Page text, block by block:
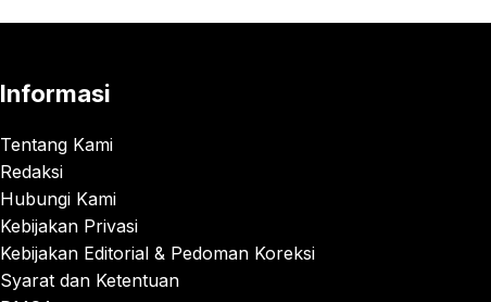
Informasi
Tentang Kami
Redaksi
Hubungi Kami
Kebijakan Privasi
Kebijakan Editorial & Pedoman Koreksi
Syarat dan Ketentuan